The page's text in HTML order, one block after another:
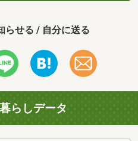
らせる / 自分に送る
らしデータ